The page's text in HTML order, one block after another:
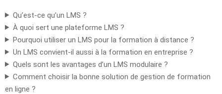
Qu’est-ce qu’un LMS ?
À quoi sert une plateforme LMS ?
Pourquoi utiliser un LMS pour la formation à distance ?
Un LMS convient-il aussi à la formation en entreprise ?
Quels sont les avantages d’un LMS modulaire ?
Comment choisir la bonne solution de gestion de formation
en ligne ?